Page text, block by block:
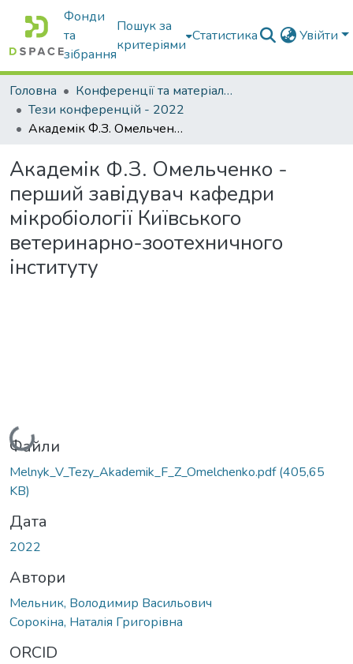
Фонди
та
зібрання
Пошук за
критеріями
Статистика Увійти
Головна
Конференції та матеріали конференцій
Тези конференцій - 2022
Академік Ф.З. Омельченко - перший завідувач кафедри мікробіології Київського ветеринарно-зоотехничного інституту
Академік Ф.З. Омельченко -
перший завідувач кафедри
мікробіології Київського
ветеринарно-зоотехничного
інституту
Вантажиться...
Файли
Melnyk_V_Tezy_Akademik_F_Z_Omelchenko.pdf(405,65
KB)
Дата
2022
Автори
Мельник, Володимир Васильович
Сорокіна, Наталія Григорівна
ORCID